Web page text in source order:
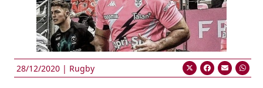
28/12/2020 | Rugby